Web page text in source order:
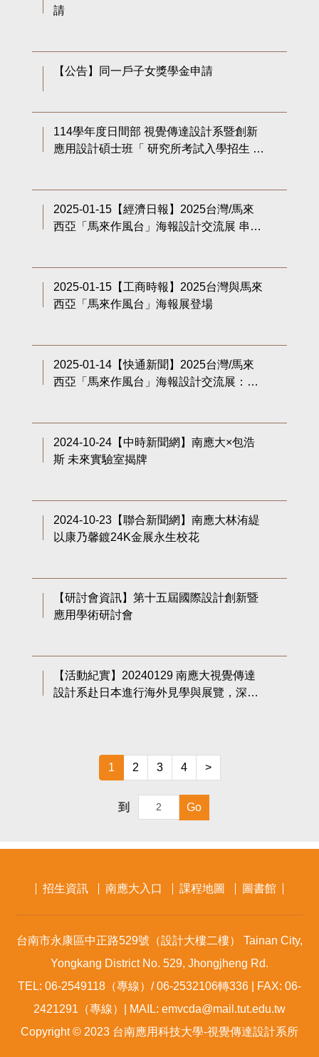
請
【公告】同一戶子女獎學金申請
114學年度日間部 視覺傳達設計系暨創新
應用設計碩士班「 研究所考試入學招生 」
2025-01-15【經濟日報】2025台灣/馬來
西亞「馬來作風台」海報設計交流展 串聯
2025-01-15【工商時報】2025台灣與馬來
西亞「馬來作風台」海報展登場
2025-01-14【快通新聞】2025台灣/馬來
西亞「馬來作風台」海報設計交流展：設
2024-10-24【中時新聞網】南應大×包浩
斯 未來實驗室揭牌
2024-10-23【聯合新聞網】南應大林洧緹
以康乃馨鍍24K金展永生校花
【研討會資訊】第十五屆國際設計創新暨
應用學術研討會
【活動紀實】20240129 南應大視覺傳達
設計系赴日本進行海外見學與展覽，深化
1 2 3 4 >
到 Go
招生資訊 南應大入口 課程地圖 圖書館
台南市永康區中正路529號（設計大樓二樓） Tainan City,
Yongkang District No. 529, Jhongjheng Rd.
TEL: 06-2549118（專線）/ 06-2532106轉336 | FAX: 06-
2421291（專線）| MAIL: emvcda@mail.tut.edu.tw
Copyright © 2023 台南應用科技大學-視覺傳達設計系所